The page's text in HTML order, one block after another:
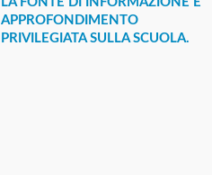
APPROFONDIMENTO
PRIVILEGIATA SULLA SCUOLA.